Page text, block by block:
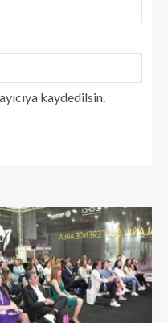
kaydedilsin.